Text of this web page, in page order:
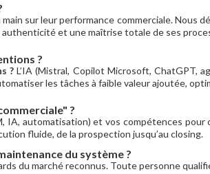
main sur leur performance commerciale.
et une maîtrise totale de ses
?
?L’IA (Mistral, Copilot Microsoft, ChatGPT,
les tâches à faible valeur ajoutée,
?
IA, automatisation) et vos compétences
fluide, de la prospection jusqu’au closing.
du système ?
du marché reconnus. Toute personne